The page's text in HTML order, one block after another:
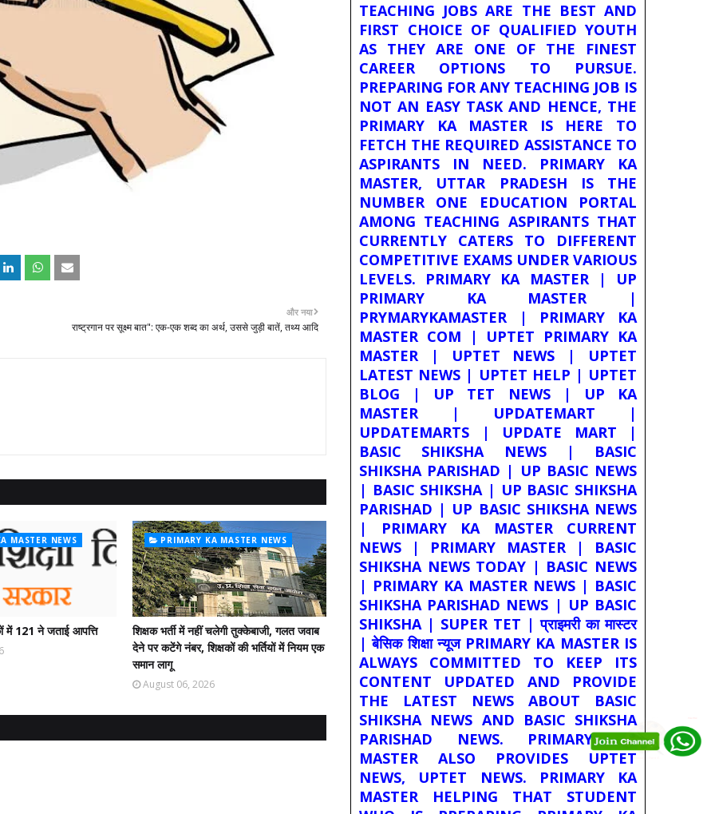
और नया
राष्ट्रगान पर सूक्ष्म बात": एक-एक शब्द का अर्थ, उससे जुड़ी बातें, तथ्य आदि
MASTER NEWS
में 121 ने जताई आपत्ति
PRIMARY KA MASTER NEWS
शिक्षक भर्ती में नहीं चलेगी तुक्केबाजी, गलत जवाब
देने पर कटेंगे नंबर, शिक्षकों की भर्तियों में नियम एक
समान लागू
August 06, 2026
TEACHING JOBS ARE THE BEST AND
FIRST CHOICE OF QUALIFIED YOUTH
AS THEY ARE ONE OF THE FINEST
CAREER OPTIONS TO PURSUE.
PREPARING FOR ANY TEACHING JOB IS
NOT AN EASY TASK AND HENCE, THE
PRIMARY KA MASTER IS HERE TO
FETCH THE REQUIRED ASSISTANCE TO
ASPIRANTS IN NEED. PRIMARY KA
MASTER, UTTAR PRADESH IS THE
NUMBER ONE EDUCATION PORTAL
AMONG TEACHING ASPIRANTS THAT
CURRENTLY CATERS TO DIFFERENT
COMPETITIVE EXAMS UNDER VARIOUS
LEVELS. PRIMARY KA MASTER | UP
PRIMARY KA MASTER |
PRYMARYKAMASTER | PRIMARY KA
MASTER COM | UPTET PRIMARY KA
MASTER | UPTET NEWS | UPTET
LATEST NEWS | UPTET HELP | UPTET
BLOG | UP TET NEWS | UP KA
MASTER | UPDATEMART |
UPDATEMARTS | UPDATE MART |
BASIC SHIKSHA NEWS | BASIC
SHIKSHA PARISHAD | UP BASIC NEWS
| BASIC SHIKSHA | UP BASIC SHIKSHA
PARISHAD | UP BASIC SHIKSHA NEWS
| PRIMARY KA MASTER CURRENT
NEWS | PRIMARY MASTER | BASIC
SHIKSHA NEWS TODAY | BASIC NEWS
| PRIMARY KA MASTER NEWS | BASIC
SHIKSHA PARISHAD NEWS | UP BASIC
SHIKSHA | SUPER TET | प्राइमरी का मास्टर
| बेसिक शिक्षा न्यूज PRIMARY KA MASTER IS
ALWAYS COMMITTED TO KEEP ITS
CONTENT UPDATED AND PROVIDE
THE LATEST NEWS ABOUT BASIC
SHIKSHA NEWS AND BASIC SHIKSHA
PARISHAD NEWS. PRIMARY KA
MASTER ALSO PROVIDES UPTET
NEWS, UPTET NEWS. PRIMARY KA
MASTER HELPING THAT STUDENT